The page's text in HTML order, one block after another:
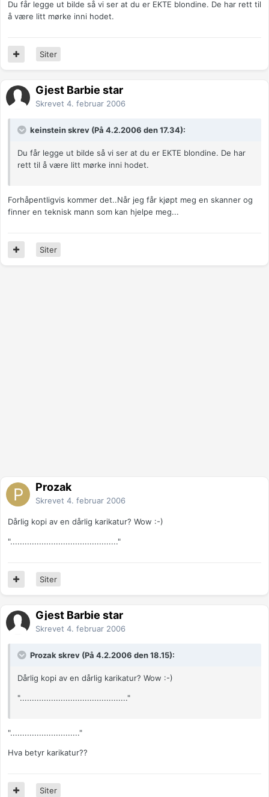
Du får legge ut bilde så vi ser at du er EKTE blondine. De har rett til
å være litt mørke inni hodet.
Siter
Gjest Barbie star
Skrevet 4. februar 2006
keinstein skrev (På 4.2.2006 den 17.34):
Du får legge ut bilde så vi ser at du er EKTE blondine. De har
rett til å være litt mørke inni hodet.
Forhåpentligvis kommer det..Når jeg får kjøpt meg en skanner og
finner en teknisk mann som kan hjelpe meg...
Siter
Prozak
Skrevet 4. februar 2006
Dårlig kopi av en dårlig karikatur? Wow :-)
"............................................."
Siter
Gjest Barbie star
Skrevet 4. februar 2006
Prozak skrev (På 4.2.2006 den 18.15):
Dårlig kopi av en dårlig karikatur? Wow :-)
"............................................."
"............................."
Hva betyr karikatur??
Siter